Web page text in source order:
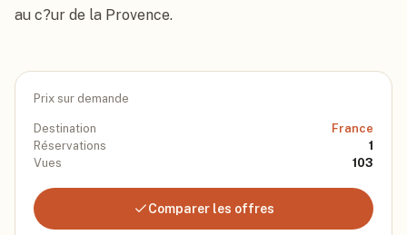
au c?ur de la Provence.
Prix sur demande
Destination
France
Réservations
1
Vues
103
Comparer les offres